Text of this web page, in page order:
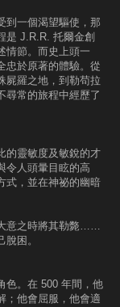
到一個渴望驅使，那
是 J.R.R. 托爾金創
情節。而史上頭一
忠於原著的體驗。從
屍羅之地，到勒苟拉
常的旅程中經歷了
的靈敏度及敏銳的才
令人頭暈目眩的高
式，並在神祕的幽暗
意之時將其勒斃……
困。
色。在 500 年間，他
；他會屈服，他會適